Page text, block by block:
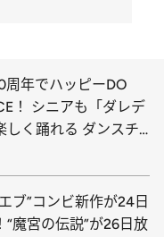
周年でハッピーDO
！ シニアも「ダレデ
しく踊れる ダンスチ
ブ”コンビ新作が24日
“魔宮の伝説”が26日放